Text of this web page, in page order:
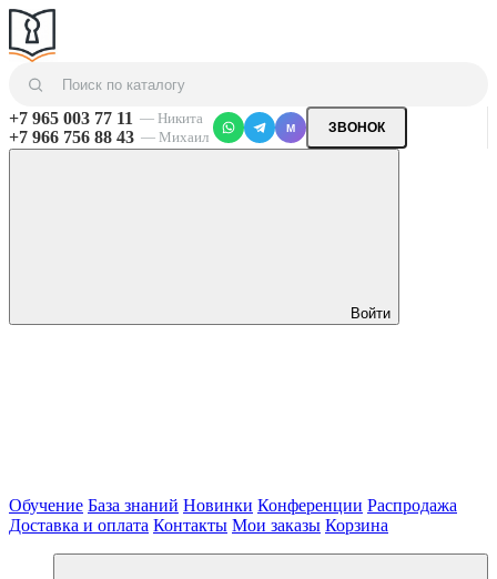
+7 965 003 77 11 — Никита
+7 966 756 88 43 — Михаил
M ЗВОНОК
Войти
Обучение База знаний Новинки Конференции Распродажа
Доставка и оплата Контакты Мои заказы Корзина